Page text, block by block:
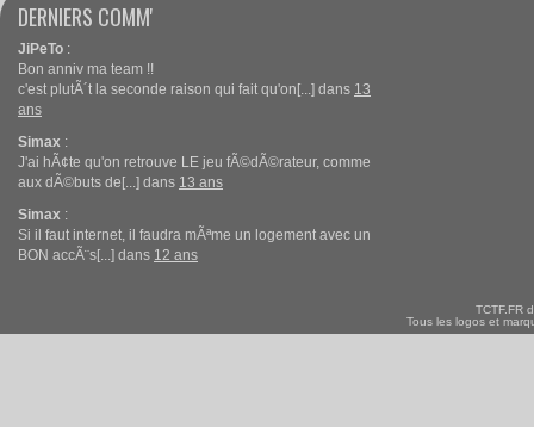
DERNIERS COMM'
JiPeTo :
Bon anniv ma team !!
c'est plutÃ´t la seconde raison qui fait qu'on[...] dans 13
ans
Simax :
J'ai hÃ¢te qu'on retrouve LE jeu fÃ©dÃ©rateur, comme
aux dÃ©buts de[...] dans 13 ans
Simax :
Si il faut internet, il faudra mÃªme un logement avec un
BON accÃ¨s[...] dans 12 ans
TCTF.FR
Tous les logos et